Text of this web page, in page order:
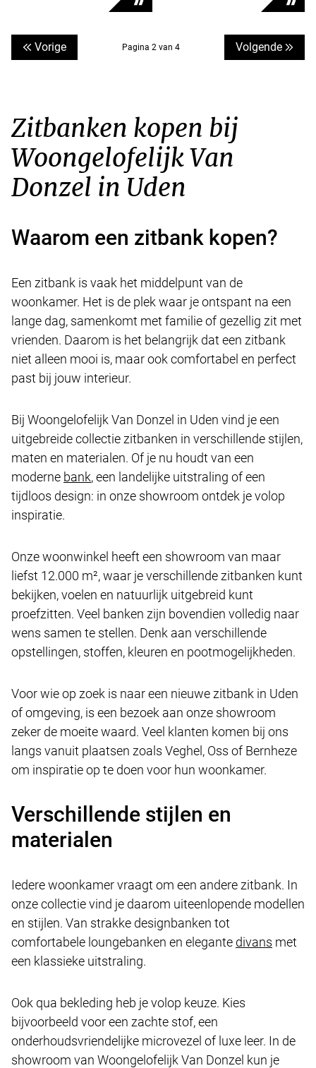
Vorige Pagina 2 van 4 Volgende
Zitbanken kopen bij
Woongelofelijk Van
Donzel in Uden
Waarom een zitbank kopen?
Een zitbank is vaak het middelpunt van de
woonkamer. Het is de plek waar je ontspant na een
lange dag, samenkomt met familie of gezellig zit met
vrienden. Daarom is het belangrijk dat een zitbank
niet alleen mooi is, maar ook comfortabel en perfect
past bij jouw interieur.
Bij Woongelofelijk Van Donzel in Uden vind je een
uitgebreide collectie zitbanken in verschillende stijlen,
maten en materialen. Of je nu houdt van een
moderne bank, een landelijke uitstraling of een
tijdloos design: in onze showroom ontdek je volop
inspiratie.
Onze woonwinkel heeft een showroom van maar
liefst 12.000 m², waar je verschillende zitbanken kunt
bekijken, voelen en natuurlijk uitgebreid kunt
proefzitten. Veel banken zijn bovendien volledig naar
wens samen te stellen. Denk aan verschillende
opstellingen, stoffen, kleuren en pootmogelijkheden.
Voor wie op zoek is naar een nieuwe zitbank in Uden
of omgeving, is een bezoek aan onze showroom
zeker de moeite waard. Veel klanten komen bij ons
langs vanuit plaatsen zoals Veghel, Oss of Bernheze
om inspiratie op te doen voor hun woonkamer.
Verschillende stijlen en
materialen
Iedere woonkamer vraagt om een andere zitbank. In
onze collectie vind je daarom uiteenlopende modellen
en stijlen. Van strakke designbanken tot
comfortabele loungebanken en elegante divans met
een klassieke uitstraling.
Ook qua bekleding heb je volop keuze. Kies
bijvoorbeeld voor een zachte stof, een
onderhoudsvriendelijke microvezel of luxe leer. In de
showroom van Woongelofelijk Van Donzel kun je